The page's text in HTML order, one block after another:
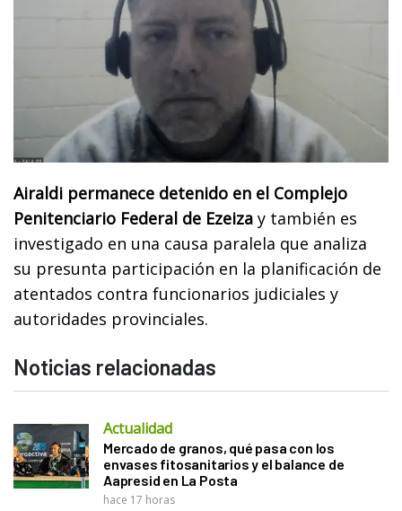
Airaldi permanece detenido en el Complejo
Penitenciario Federal de Ezeiza y también es
investigado en una causa paralela que analiza
su presunta participación en la planificación de
atentados contra funcionarios judiciales y
autoridades provinciales.
Noticias relacionadas
Actualidad
Mercado de granos, qué pasa con los
envases fitosanitarios y el balance de
Aapresid en La Posta
hace 17 horas